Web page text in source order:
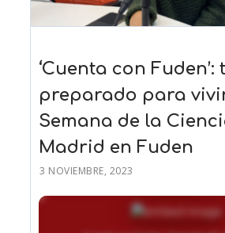
‘Cuenta con Fuden’:
preparado para
Semana de la
Madrid en Fuden
3 NOVIEMBRE, 2023